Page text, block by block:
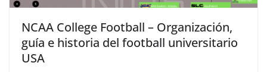
NCAA College Football – Organización,
guía e historia del football universitario
USA